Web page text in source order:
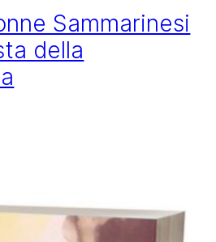
Sammarinesi
della